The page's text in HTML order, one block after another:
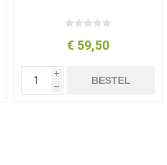
€ 59,50
i
h
BESTEL